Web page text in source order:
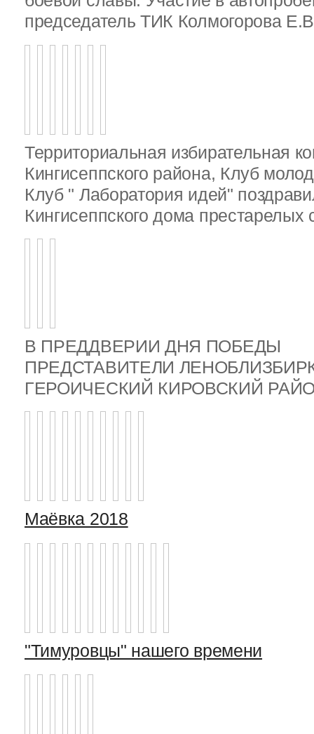
председатель ТИК Колмогорова
Территориальная избирательная
Кингисеппского района, Клуб
Клуб " Лаборатория идей"
Кингисеппского дома
В ПРЕДДВЕРИИ ДНЯ ПОБЕДЫ
ПРЕДСТАВИТЕЛИ
ГЕРОИЧЕСКИЙ КИРОВСКИЙ
Маёвка 2018
"Тимуровцы" нашего времени